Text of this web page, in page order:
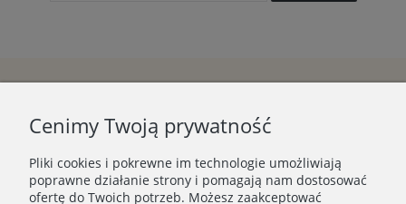
Cenimy Twoją prywatność
Pliki cookies i pokrewne im technologie umożliwiają
poprawne działanie strony i pomagają nam dostosować
ofertę do Twoich potrzeb. Możesz zaakceptować